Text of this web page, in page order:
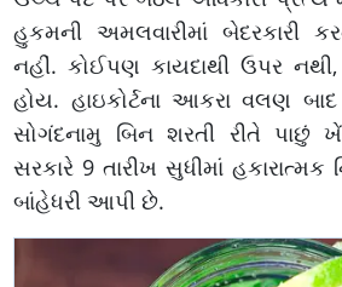
હુકમની અમલવારીમાં બેદરકારી
નહીં. કોઈપણ કાયદાથી ઉપર
હોય. હાઇકોર્ટના આકરા વલણ
સોગંદનામુ બિન શરતી રીતે
સરકારે 9 તારીખ સુધીમાં હકારાત્મક
બાંહેધરી આપી છે.